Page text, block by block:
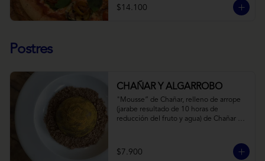
$14.100
Postres
CHAÑAR Y ALGARROBO
"Mousse” de Chañar, relleno de arrope
(jarabe resultado de 10 horas de
reducción del fruto y agua) de Chañar
amargo y cúrcuma, sobre una tierra de
harina de Algarrobo y nueces.
$7.900